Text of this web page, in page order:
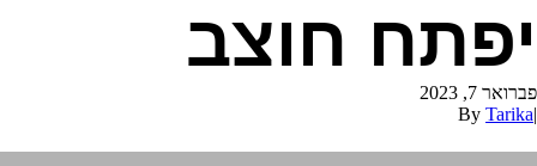
יפתח חוצב
פברואר 7, 2023
|
By Tarika